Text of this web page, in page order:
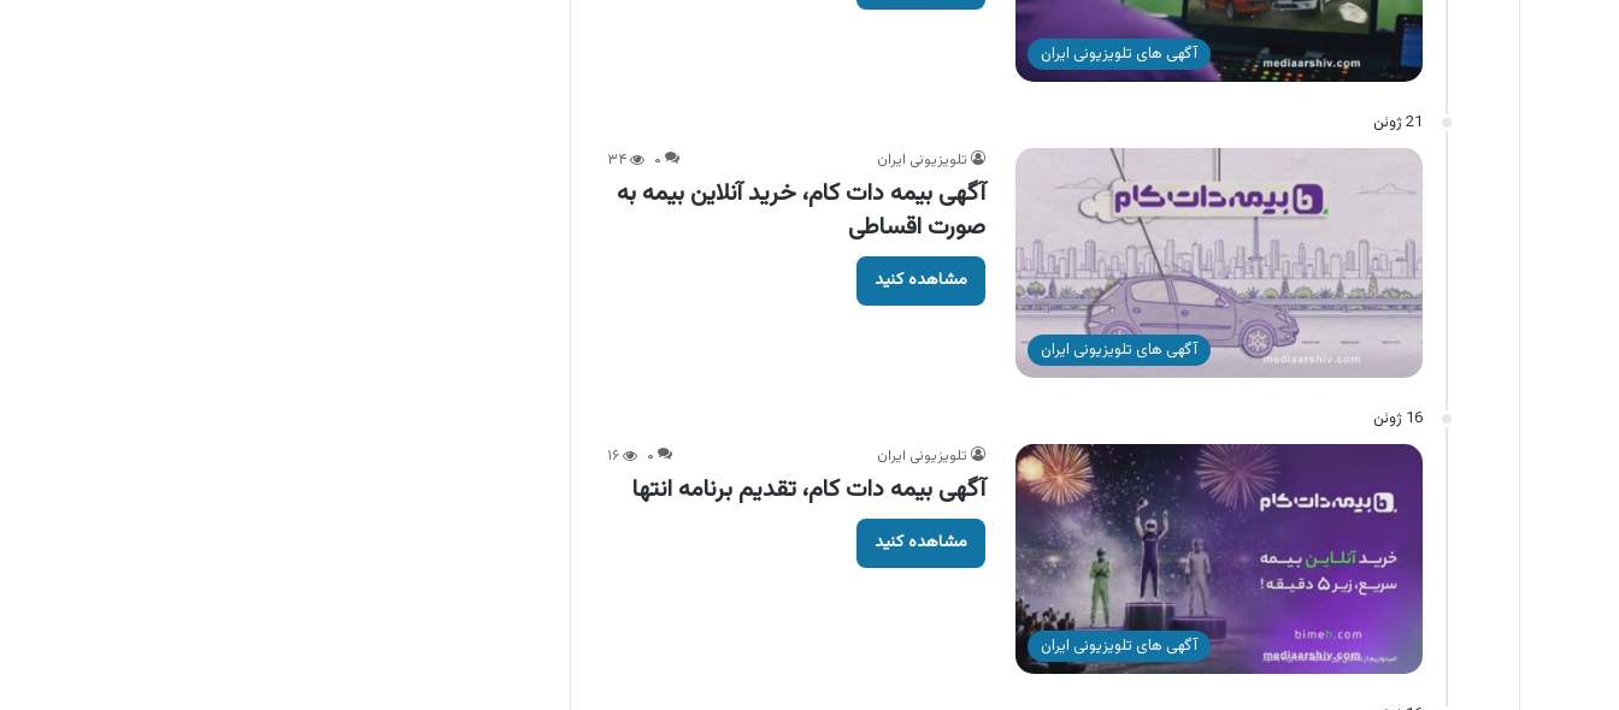
آگهی های تلویزیونی ایران
21 ژوئن
آگهی های تلویزیونی ایران
تلویزیونی ایران ۰ ۳۴
آگهی بیمه دات کام، خرید آنلاین بیمه به
صورت اقساطی
مشاهده کنید
16 ژوئن
آگهی های تلویزیونی ایران
تلویزیونی ایران ۰ ۱۶
آگهی بیمه دات کام، تقدیم برنامه انتها
مشاهده کنید